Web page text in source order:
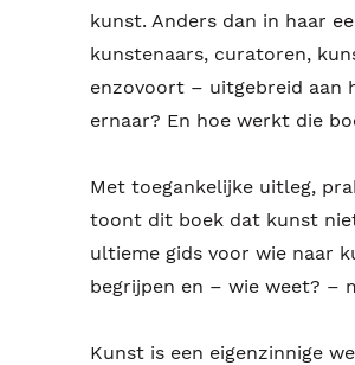
kunst. Anders dan in haar
kunstenaars, curatoren,
enzovoort – uitgebreid aan
ernaar? En hoe werkt die
Met toegankelijke uitleg,
toont dit boek dat kunst niet
ultieme gids voor wie naar
begrijpen en – wie weet? –
Kunst is een eigenzinnige